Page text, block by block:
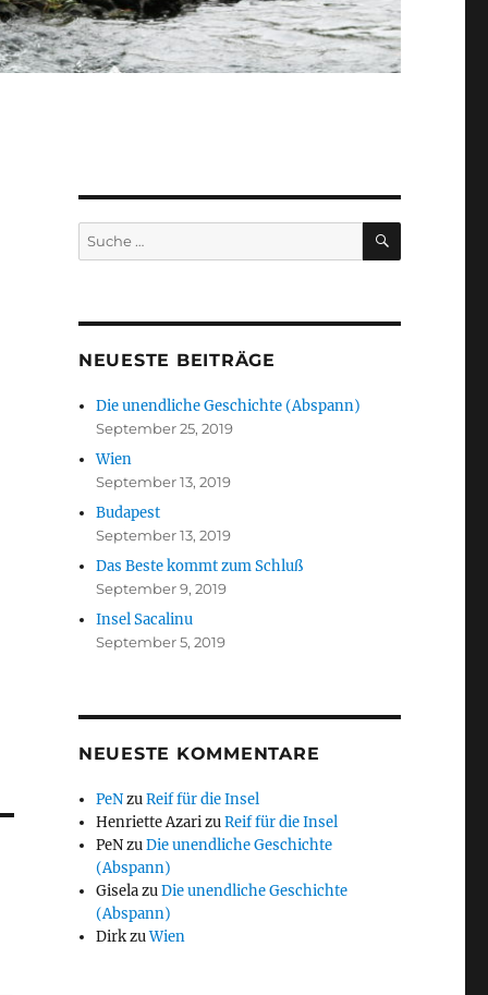
Suche
nach:
SUCHEN
NEUESTE BEITRÄGE
Die unendliche Geschichte (Abspann)
September 25, 2019
Wien
September 13, 2019
Budapest
September 13, 2019
Das Beste kommt zum Schluß
September 9, 2019
Insel Sacalinu
September 5, 2019
NEUESTE KOMMENTARE
PeNzuReif für die Insel
Henriette AzarizuReif für die Insel
PeNzuDie unendliche Geschichte
(Abspann)
GiselazuDie unendliche Geschichte
(Abspann)
DirkzuWien